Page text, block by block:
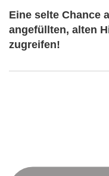
Eine selte Chance
angefüllten, alten
zugreifen!